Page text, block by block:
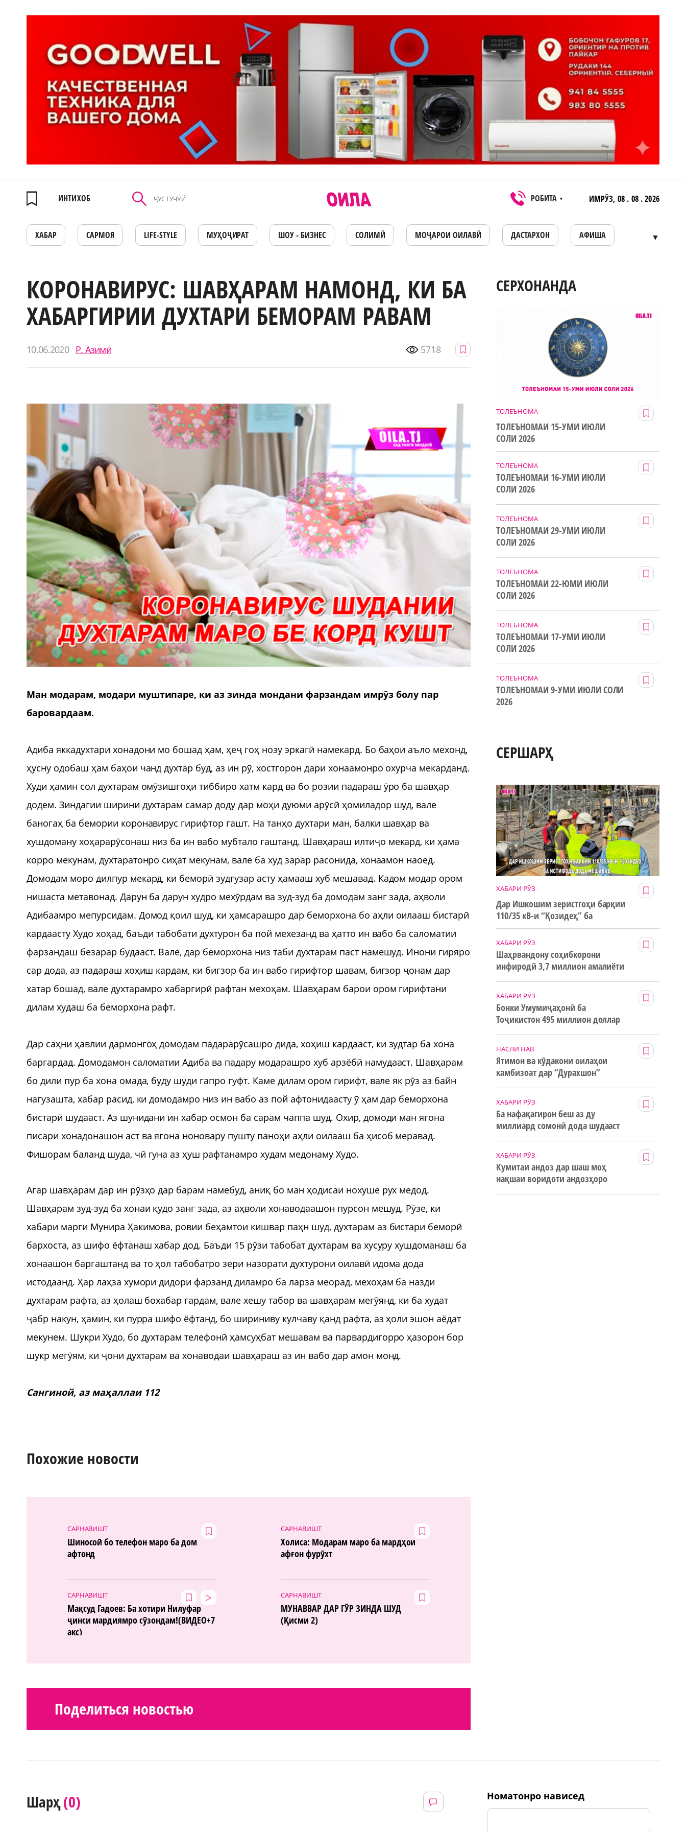
ИНТИХОБ РОБИТА ▼ ИМРӮЗ, 08 . 08 . 2026
ХАБАР САРМОЯ LIFE-STYLE МУҲОҶИРАТ ШОУ - БИЗНЕС СОЛИМӢ МОҶАРОИ ОИЛАВӢ ДАСТАРХОН АФИША ▼
КОРОНАВИРУС: ШАВҲАРАМ НАМОНД, КИ БА
ХАБАРГИРИИ ДУХТАРИ БЕМОРАМ РАВАМ
10.06.2020 Р. Азимӣ 5718
Ман модарам, модари муштипаре, ки аз зинда мондани фарзандам имрӯз болу пар
баровардаам.
Адиба яккадухтари хонадони мо бошад ҳам, ҳеҷ гоҳ нозу эркагӣ намекард. Бо баҳои аъло мехонд,
ҳусну одобаш ҳам баҳои чанд духтар буд, аз ин рӯ, хостгорон дари хонаамонро охурча мекарданд.
Худи ҳамин сол духтарам омӯзишгоҳи тиббиро хатм кард ва бо розии падараш ӯро ба шавҳар
додем. Зиндагии ширини духтарам самар доду дар моҳи дуюми арӯсӣ ҳомиладор шуд, вале
баногаҳ ба бемории коронавирус гирифтор гашт. На танҳо духтари ман, балки шавҳар ва
хушдоману хоҳарарӯсонаш низ ба ин вабо мубтало гаштанд. Шавҳараш илтиҷо мекард, ки ҳама
корро мекунам, духтаратонро сиҳат мекунам, вале ба худ зарар расонида, хонаамон наоед.
Домодам моро дилпур мекард, ки беморӣ зудгузар асту ҳамааш хуб мешавад. Кадом модар ором
нишаста метавонад. Дарун ба дарун худро мехӯрдам ва зуд-зуд ба домодам занг зада, аҳволи
Адибаамро мепурсидам. Домод қоил шуд, ки ҳамсарашро дар беморхона бо аҳли оилааш бистарӣ
кардаасту Худо хоҳад, баъди табобати духтурон ба пой мехезанд ва ҳатто ин вабо ба саломатии
фарзандаш безарар будааст. Вале, дар беморхона низ таби духтарам паст намешуд. Инони гиряро
сар дода, аз падараш хоҳиш кардам, ки бигзор ба ин вабо гирифтор шавам, бигзор ҷонам дар
хатар бошад, вале духтарамро хабаргирӣ рафтан мехоҳам. Шавҳарам барои ором гирифтани
дилам худаш ба беморхона рафт.
Дар саҳни ҳавлии дармонгоҳ домодам падарарӯсашро дида, хоҳиш кардааст, ки зудтар ба хона
баргардад. Домодамон саломатии Адиба ва падару модарашро хуб арзёбӣ намудааст. Шавҳарам
бо дили пур ба хона омада, буду шуди гапро гуфт. Каме дилам ором гирифт, вале як рӯз аз байн
нагузашта, хабар расид, ки домодамро низ ин вабо аз пой афтонидаасту ӯ ҳам дар беморхона
бистарӣ шудааст. Аз шунидани ин хабар осмон ба сарам чаппа шуд. Охир, домоди ман ягона
писари хонадонашон аст ва ягона ноновару пушту паноҳи аҳли оилааш ба ҳисоб меравад.
Фишорам баланд шуда, чӣ гуна аз ҳуш рафтанамро худам медонаму Худо.
Агар шавҳарам дар ин рӯзҳо дар барам намебуд, аниқ бо ман ҳодисаи нохуше рух медод.
Шавҳарам зуд-зуд ба хонаи қудо занг зада, аз аҳволи хонаводаашон пурсон мешуд. Рӯзе, ки
хабари марги Мунира Ҳакимова, ровии беҳамтои кишвар паҳн шуд, духтарам аз бистари беморӣ
бархоста, аз шифо ёфтанаш хабар дод. Баъди 15 рӯзи табобат духтарам ва хусуру хушдоманаш ба
хонаашон баргаштанд ва то ҳол табобатро зери назорати духтурони оилавӣ идома дода
истодаанд. Ҳар лаҳза хумори дидори фарзанд диламро ба ларза меорад, мехоҳам ба назди
духтарам рафта, аз ҳолаш бохабар гардам, вале хешу табор ва шавҳарам мегӯянд, ки ба худат
ҷабр накун, ҳамин, ки пурра шифо ёфтанд, бо шириниву кулчаву қанд рафта, аз ҳоли эшон аёдат
мекунем. Шукри Худо, бо духтарам телефонӣ ҳамсуҳбат мешавам ва парвардигорро ҳазорон бор
шукр мегӯям, ки ҷони духтарам ва хонаводаи шавҳараш аз ин вабо дар амон монд.
Сангиной, аз маҳаллаи 112
Похожие новости
САРНАВИШТ
Шиносоӣ бо телефон маро ба дом
афтонд
САРНАВИШТ
Холиса: Модарам маро ба мардҳои
афғон фурӯхт
САРНАВИШТ
Мақсуд Гадоев: Ба хотири Нилуфар
ҷинси мардиямро сӯзондам!(ВИДЕО+7
акс)
САРНАВИШТ
МУНАВВАР ДАР ГӮР ЗИНДА ШУД
(Қисми 2)
Поделиться новостью
СЕРХОНАНДА
ТОЛЕЪНОМА
ТОЛЕЪНОМАИ 15-УМИ ИЮЛИ
СОЛИ 2026
ТОЛЕЪНОМА
ТОЛЕЪНОМАИ 16-УМИ ИЮЛИ
СОЛИ 2026
ТОЛЕЪНОМА
ТОЛЕЪНОМАИ 29-УМИ ИЮЛИ
СОЛИ 2026
ТОЛЕЪНОМА
ТОЛЕЪНОМАИ 22-ЮМИ ИЮЛИ
СОЛИ 2026
ТОЛЕЪНОМА
ТОЛЕЪНОМАИ 17-УМИ ИЮЛИ
СОЛИ 2026
ТОЛЕЪНОМА
ТОЛЕЪНОМАИ 9-УМИ ИЮЛИ СОЛИ
2026
СЕРШАРҲ
ХАБАРИ РӮЗ
Дар Ишкошим зеристгоҳи барқии
110/35 кВ-и “Қозидеҳ” ба
истифода дода мешавад
ХАБАРИ РӮЗ
Шаҳрвандону соҳибкорони
инфиродӣ 3,7 миллион амалиёти
ХАБАРИ РӮЗ
Бонки Умумиҷаҳонӣ ба
Тоҷикистон 495 миллион доллар
НАСЛИ НАВ
Ятимон ва кӯдакони оилаҳои
камбизоат дар “Дурахшон”
ХАБАРИ РӮЗ
Ба нафақагирон беш аз ду
миллиард сомонӣ дода шудааст
ХАБАРИ РӮЗ
Кумитаи андоз дар шаш моҳ
нақшаи воридоти андозҳоро
Шарҳ(0) номатонро нависед